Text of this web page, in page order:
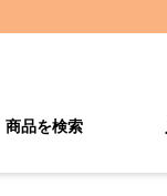
商品を検索